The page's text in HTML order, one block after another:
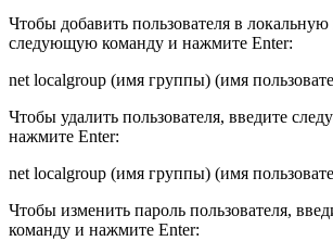
Чтобы добавить пользователя в локальную
следующую команду и нажмите Enter:
net localgroup (имя группы) (имя
Чтобы удалить пользователя, введите
нажмите Enter:
net localgroup (имя группы) (имя
Чтобы изменить пароль пользователя,
команду и нажмите Enter: